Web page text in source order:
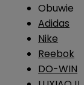
Obuwie
Adidas
Nike
Reebok
DO-WIN